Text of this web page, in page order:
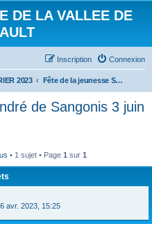
DE LA VALLEE DE
Connexion
Inscription
2023 Fête de la jeunesse ST André de Sangonis 3 juin 2023
de Sangonis 3 juin
• 1 sujet • Page 1 sur 1
avr. 2023, 15:25